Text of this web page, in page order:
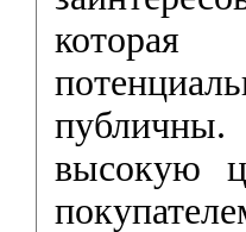
высокую